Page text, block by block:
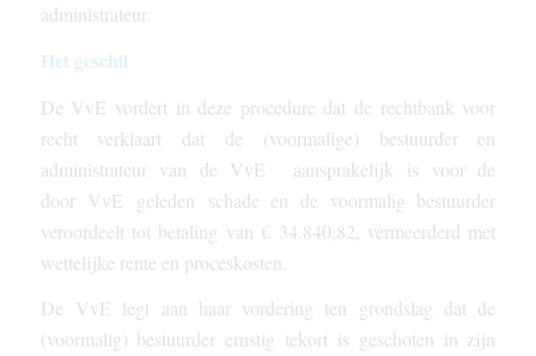
administrateur.
Het geschil
De VvE vordert in deze procedure dat de rechtbank voor
recht verklaart dat de (voormalige) bestuurder en
administrateur van de VvE aansprakelijk is voor de
door VvE geleden schade en de voormalig bestuurder
veroordeelt tot betaling van € 34.840,82, vermeerderd met
wettelijke rente en proceskosten.
De VvE legt aan haar vordering ten grondslag dat de
(voormalig) bestuurder ernstig tekort is geschoten in zijn